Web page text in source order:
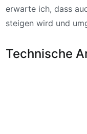
erwarte ich, dass
steigen wird und
Technische